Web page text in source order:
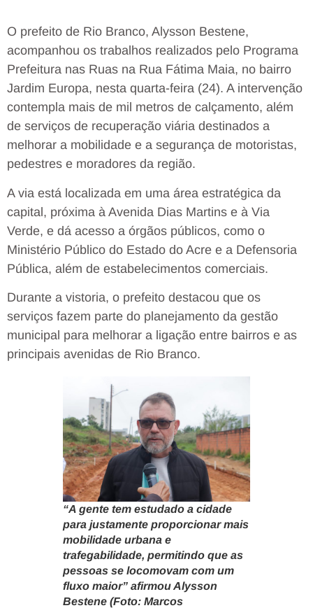
O prefeito de Rio Branco, Alysson Bestene,
acompanhou os trabalhos realizados pelo Programa
Prefeitura nas Ruas na Rua Fátima Maia, no bairro
Jardim Europa, nesta quarta-feira (24). A intervenção
contempla mais de mil metros de calçamento, além
de serviços de recuperação viária destinados a
melhorar a mobilidade e a segurança de motoristas,
pedestres e moradores da região.
A via está localizada em uma área estratégica da
capital, próxima à Avenida Dias Martins e à Via
Verde, e dá acesso a órgãos públicos, como o
Ministério Público do Estado do Acre e a Defensoria
Pública, além de estabelecimentos comerciais.
Durante a vistoria, o prefeito destacou que os
serviços fazem parte do planejamento da gestão
municipal para melhorar a ligação entre bairros e as
principais avenidas de Rio Branco.
“A gente tem estudado a cidade
para justamente proporcionar mais
mobilidade urbana e
trafegabilidade, permitindo que as
pessoas se locomovam com um
fluxo maior” afirmou Alysson
Bestene (Foto: Marcos